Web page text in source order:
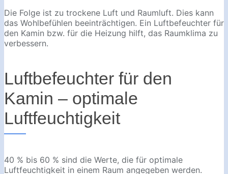
Die Folge ist zu trockene Luft und Raumluft. Dies kann
das Wohlbefühlen beeinträchtigen. Ein Luftbefeuchter für
den Kamin bzw. für die Heizung hilft, das Raumklima zu
verbessern.
Luftbefeuchter für den
Kamin – optimale
Luftfeuchtigkeit
40 % bis 60 % sind die Werte, die für optimale
Luftfeuchtigkeit in einem Raum angegeben werden.